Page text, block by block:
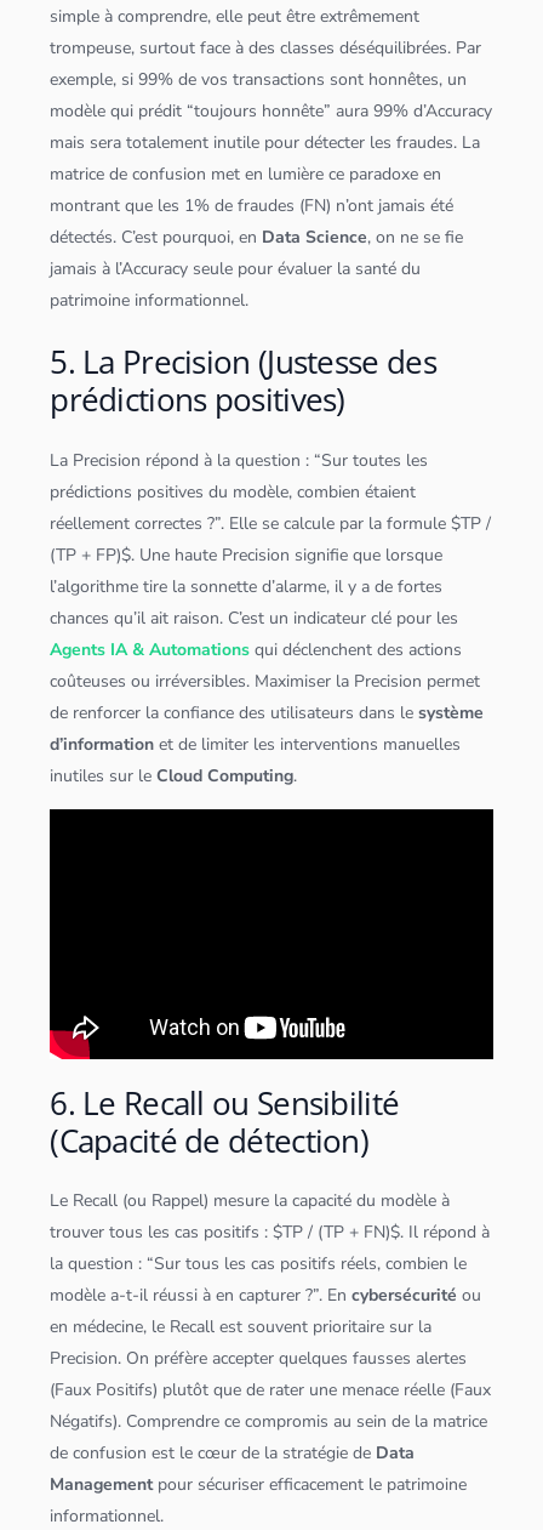
simple à comprendre, elle peut être extrêmement
trompeuse, surtout face à des classes déséquilibrées. Par
exemple, si 99% de vos transactions sont honnêtes, un
modèle qui prédit “toujours honnête” aura 99% d’Accuracy
mais sera totalement inutile pour détecter les fraudes. La
matrice de confusion met en lumière ce paradoxe en
montrant que les 1% de fraudes (FN) n’ont jamais été
détectés. C’est pourquoi, en Data Science, on ne se fie
jamais à l’Accuracy seule pour évaluer la santé du
patrimoine informationnel.
5. La Precision (Justesse des
prédictions positives)
La Precision répond à la question : “Sur toutes les
prédictions positives du modèle, combien étaient
réellement correctes ?”. Elle se calcule par la formule $TP /
(TP + FP)$. Une haute Precision signifie que lorsque
l’algorithme tire la sonnette d’alarme, il y a de fortes
chances qu’il ait raison. C’est un indicateur clé pour les
Agents IA & Automations qui déclenchent des actions
coûteuses ou irréversibles. Maximiser la Precision permet
de renforcer la confiance des utilisateurs dans lesystème
d’information et de limiter les interventions manuelles
inutiles sur leCloud Computing.
6. Le Recall ou Sensibilité
(Capacité de détection)
Le Recall (ou Rappel) mesure la capacité du modèle à
trouver tous les cas positifs : $TP / (TP + FN)$. Il répond à
la question : “Sur tous les cas positifs réels, combien le
modèle a-t-il réussi à en capturer ?”. Encybersécurité ou
en médecine, le Recall est souvent prioritaire sur la
Precision. On préfère accepter quelques fausses alertes
(Faux Positifs) plutôt que de rater une menace réelle (Faux
Négatifs). Comprendre ce compromis au sein de la matrice
de confusion est le cœur de la stratégie de Data
Managementpour sécuriser efficacement le patrimoine
informationnel.